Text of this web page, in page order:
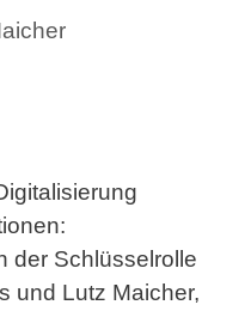
der Schlüsselrolle
und Lutz Maicher,